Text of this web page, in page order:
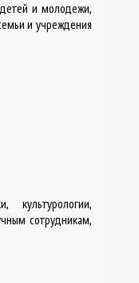
детей и молодежи,
и учреждения
культурологии,
сотрудникам,